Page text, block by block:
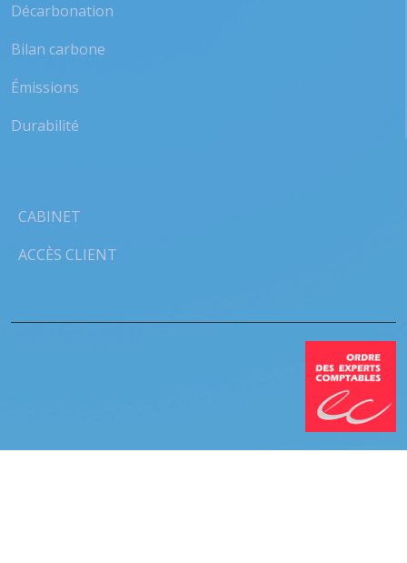
Décarbonation
Bilan carbone
Émissions
Durabilité
CABINET
ACCÈS CLIENT